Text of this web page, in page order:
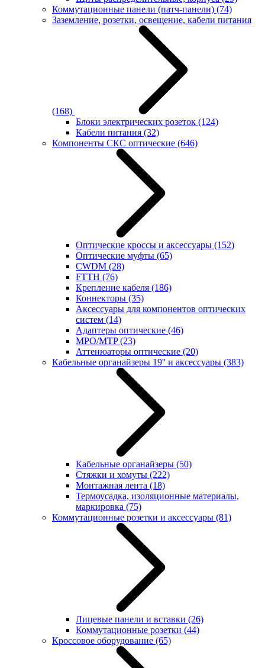
Коммутационные панели (патч-панели) (74)
Заземление, розетки, освещение, кабели питания
(168)
Блоки электрических розеток (124)
Кабели питания (32)
Компоненты СКС оптические (646)
Оптические кроссы и аксессуары (152)
Оптические муфты (65)
CWDM (28)
FTTH (76)
Крепление кабеля (186)
Коннекторы (35)
Аксессуары для компонентов оптических
систем (14)
Адаптеры оптические (46)
MPO/MTP(23)
Аттенюаторы оптические (20)
Кабельные органайзеры 19'' и аксессуары (383)
Кабельные органайзеры (50)
Стяжки и хомуты (222)
Монтажная лента (18)
Термоусадка, изоляционные материалы,
маркировка (75)
Коммутационные розетки и аксессуары (81)
Лицевые панели и вставки (26)
Коммутационные розетки (44)
Кроссовое оборудование (65)